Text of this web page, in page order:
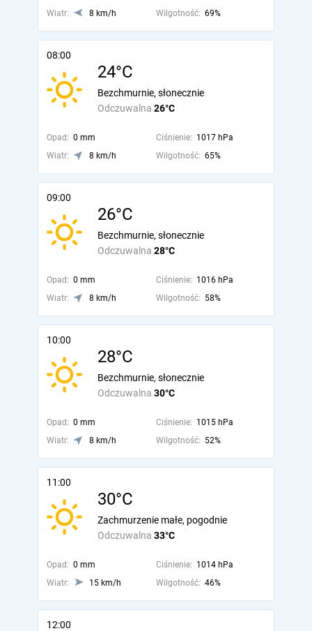
Wiatr: 8 km/h Wilgotność: 69%
08:00
24°C
Odczuwalna 26°C
Bezchmurnie, słonecznie
Opad: 0 mm Ciśnienie: 1017 hPa
Wiatr:
8 km/h Wilgotność: 65%
09:00
26°C
Odczuwalna 28°C
Bezchmurnie, słonecznie
Opad: 0 mm Ciśnienie: 1016 hPa
Wiatr:
8 km/h Wilgotność: 58%
10:00
28°C
Odczuwalna 30°C
Bezchmurnie, słonecznie
Opad: 0 mm Ciśnienie: 1015 hPa
Wiatr:
8 km/h Wilgotność: 52%
11:00
30°C
Odczuwalna 33°C
Zachmurzenie małe, pogodnie
Opad: 0 mm Ciśnienie: 1014 hPa
Wiatr:
15 km/h Wilgotność: 46%
12:00